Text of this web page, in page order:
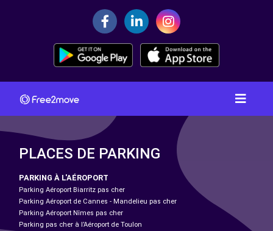
PLACES DE PARKING
PARKING À L'AÉROPORT
Parking Aéroport Biarritz pas cher
Parking Aéroport de Cannes - Mandelieu pas cher
Parking Aéroport Nîmes pas cher
Parking pas cher à l’Aéroport de Toulon